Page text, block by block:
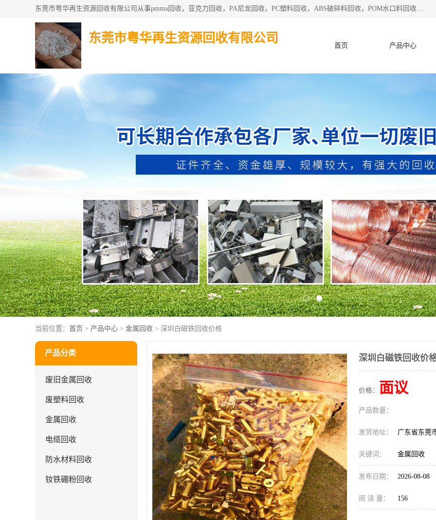
东莞市粤华再生资源回收有限公司从事pmma回收，亚克力回收，PA尼龙回收，PC塑料回收，ABS破碎料回收，POM水口料回收、废不锈钢回收等各类工厂废料回收等。
东莞市粤华再生资源回收有限公司
首页 产品中心
当前位置： 首页 > 产品中心 > 金属回收 > 深圳白磁铁回收价格
产品分类
废旧金属回收
废塑料回收
金属回收
电缆回收
防水材料回收
钕铁硼粉回收
深圳白磁铁回收价
价格： 面议
产品数量：
发货地址： 广东省东
关键词： 金属回收
发布日期： 2026-08-08
阅 读 量： 156